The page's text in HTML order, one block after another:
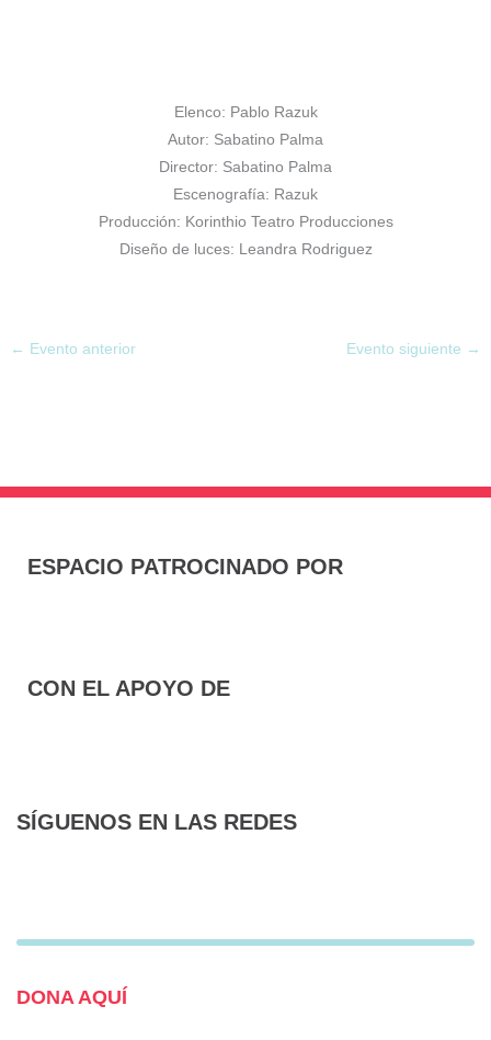
Elenco: Pablo Razuk
Autor: Sabatino Palma
Director: Sabatino Palma
Escenografía: Razuk
Producción: Korinthio Teatro Producciones
Diseño de luces: Leandra Rodriguez
← Evento anterior Evento siguiente →
ESPACIO PATROCINADO POR
CON EL APOYO DE
SÍGUENOS EN LAS REDES
c
b
i
t
s
DONA AQUÍ